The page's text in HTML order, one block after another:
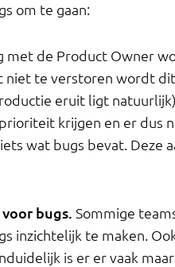
om te gaan:
met de Product Owner
niet te verstoren wordt
eruit ligt
krijgen en er dus
wat bugs bevat. Deze
bugs. Sommige
inzichtelijk te maken.
is er er vaak